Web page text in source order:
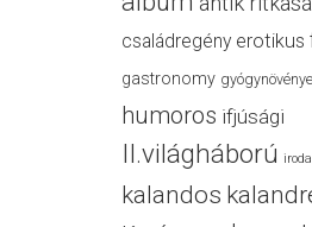
családregény erotikus
gastronomy
humoros ifjúsági
II.világháború
kalandos